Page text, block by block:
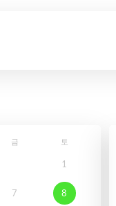
금 토
1
7 8